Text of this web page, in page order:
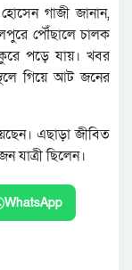
গাজী জানান,
পৌঁছালে চালক
পড়ে যায়। খবর
গিয়ে আট জনের
এছাড়া জীবিত
যাত্রী ছিলেন।
WhatsApp